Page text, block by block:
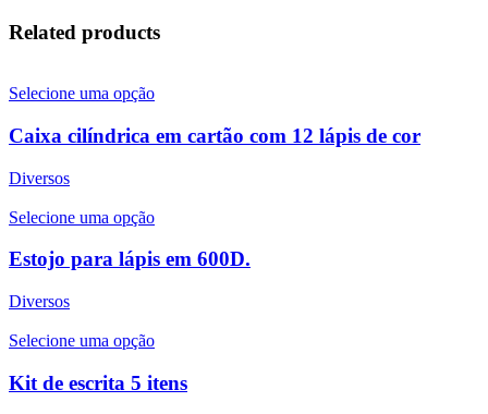
Related products
Selecione uma opção
Caixa cilíndrica em cartão com 12 lápis de cor
Diversos
Selecione uma opção
Estojo para lápis em 600D.
Diversos
Selecione uma opção
Kit de escrita 5 itens